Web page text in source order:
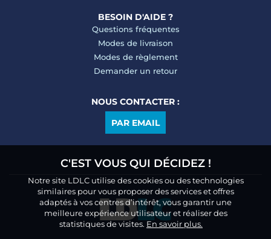
BESOIN D'AIDE ?
Questions fréquentes
Modes de livraison
Modes de règlement
Demander un retour
NOUS CONTACTER :
PAR EMAIL
C'EST VOUS QUI DÉCIDEZ !
Notre site LDLC utilise des cookies ou des technologies
similaires pour vous proposer des services et offres
adaptés à vos centres d’intérêt, vous garantir une
meilleure expérience utilisateur et réaliser des
statistiques de visites. En savoir plus.